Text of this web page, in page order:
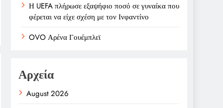
Η UEFA πλήρωσε εξαψήφιο ποσό σε γυναίκα που
φέρεται να είχε σχέση με τον Ινφαντίνο
OVO Αρένα Γουέμπλεϊ
Αρχεία
August 2026